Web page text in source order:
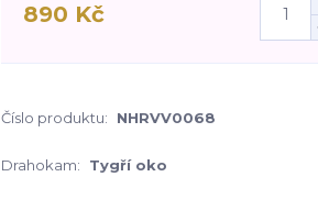
890 Kč
Číslo produktu: NHRVV0068
Drahokam:
Tygří oko